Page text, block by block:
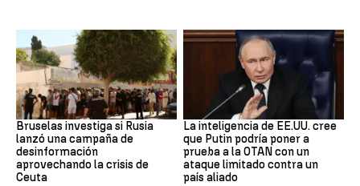
Desinformación rusa
Bruselas investiga si Rusia
lanzó una campaña de
desinformación
aprovechando la crisis de
Ceuta
OTAN
La inteligencia de EE.UU. cree
que Putin podría poner a
prueba a la OTAN con un
ataque limitado contra un
país aliado